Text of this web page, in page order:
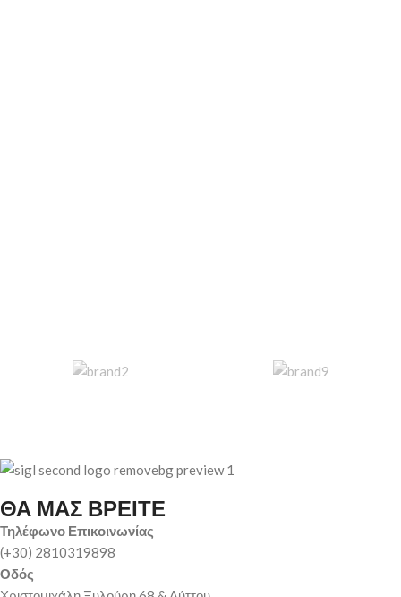
ΘΑ ΜΑΣ ΒΡΕΙΤΕ
Τηλέφωνο Επικοινωνίας
(+30) 2810319898
Οδός